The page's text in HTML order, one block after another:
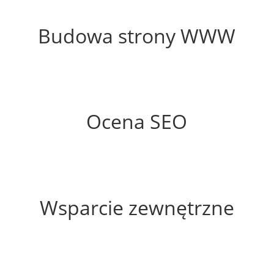
Budowa strony WWW
Ocena SEO
Wsparcie zewnętrzne